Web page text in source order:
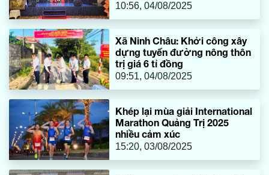
10:56, 04/08/2025
Xã Ninh Châu: Khởi công xây
dựng tuyến đường nông thôn
trị giá 6 tỉ đồng
09:51, 04/08/2025
Khép lại mùa giải International
Marathon Quảng Trị 2025
nhiều cảm xúc
15:20, 03/08/2025